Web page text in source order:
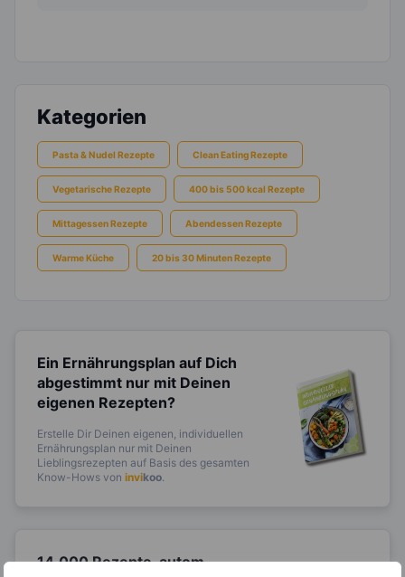
Kategorien
Pasta & Nudel Rezepte Clean Eating Rezepte
Vegetarische Rezepte 400 bis 500 kcal Rezepte
Mittagessen Rezepte Abendessen Rezepte
Warme Küche 20 bis 30 Minuten Rezepte
Ein Ernährungsplan auf Dich
abgestimmt nur mit Deinen
eigenen Rezepten?
Erstelle Dir Deinen eigenen, individuellen
Ernährungsplan nur mit Deinen
Lieblingsrezepten auf Basis des gesamten
Know-Hows von invikoo
14.000 Rezepte, autom.